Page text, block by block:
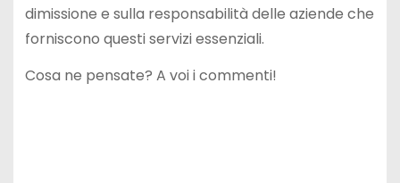
dimissione e sulla responsabilità delle aziende che
forniscono questi servizi essenziali.
Cosa ne pensate? A voi i commenti!